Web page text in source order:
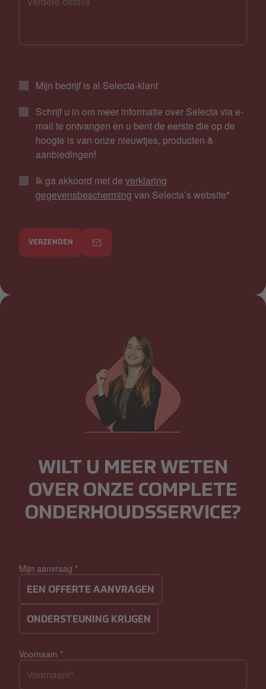
Mijn bedrijf is al Selecta-klant
Schrijf u in om meer informatie over Selecta via e-
mail te ontvangen en u bent de eerste die op de
hoogte is van onze nieuwtjes, producten &
aanbiedingen!
Ik ga akkoord met de verklaring
gegevensbescherming van Selecta’s website*
VERZENDEN
Mijn aanvraag *
EEN OFFERTE AANVRAGEN
ONDERSTEUNING KRIJGEN
Voornaam *
WILT U MEER WETEN
OVER ONZE COMPLETE
ONDERHOUDSSERVICE?